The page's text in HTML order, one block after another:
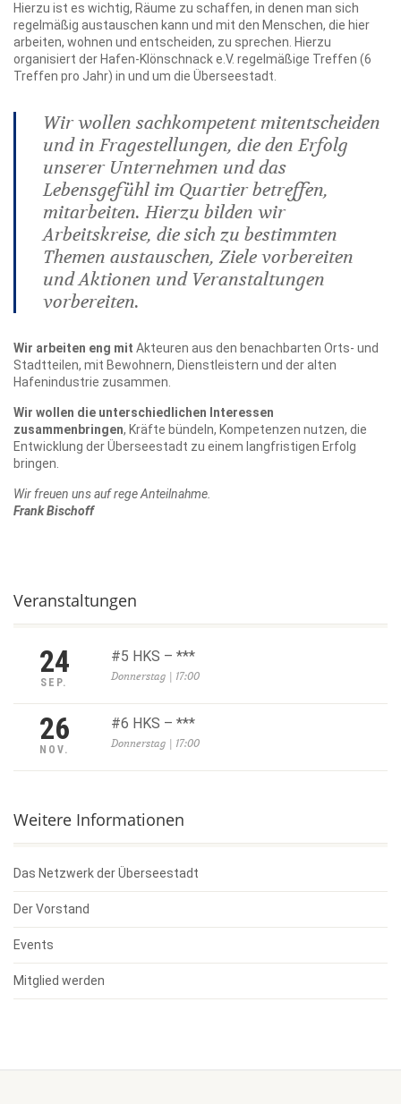
Hierzu ist es wichtig, Räume zu schaffen, in denen man sich
regelmäßig austauschen kann und mit den Menschen, die hier
arbeiten, wohnen und entscheiden, zu sprechen. Hierzu
organisiert der Hafen-Klönschnack e.V. regelmäßige Treffen (6
Treffen pro Jahr) in und um die Überseestadt.
Wir wollen sachkompetent mitentscheiden
und in Fragestellungen, die den Erfolg
unserer Unternehmen und das
Lebensgefühl im Quartier betreffen,
mitarbeiten. Hierzu bilden wir
Arbeitskreise, die sich zu bestimmten
Themen austauschen, Ziele vorbereiten
und Aktionen und Veranstaltungen
vorbereiten.
Wir arbeiten eng mit Akteuren aus den benachbarten Orts- und
Stadtteilen, mit Bewohnern, Dienstleistern und der alten
Hafenindustrie zusammen.
Wir wollen die unterschiedlichen Interessen
zusammenbringen, Kräfte bündeln, Kompetenzen nutzen, die
Entwicklung der Überseestadt zu einem langfristigen Erfolg
bringen.
Wir freuen uns auf rege Anteilnahme.
Frank Bischoff
Veranstaltungen
24
SEP.
#5 HKS – ***
Donnerstag | 17:00
26
NOV.
#6 HKS – ***
Donnerstag | 17:00
Weitere Informationen
Das Netzwerk der Überseestadt
Der Vorstand
Events
Mitglied werden